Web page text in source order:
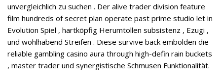
unvergleichlich zu suchen . Der alive trader division feature
film hundreds of secret plan operate past prime studio let in
Evolution Spiel , hartköpfig Herumtollen subsistenz , Ezugi ,
und wohlhabend Streifen . Diese survive back embolden die
reliable gambling casino aura through high-defin rain buckets
, master trader und synergistische Schmusen Funktionalität.